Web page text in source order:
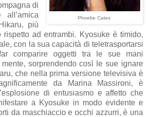
Phoebe Cates
di
più
ad entrambi. Kyosuke è timido,
con la sua capacità di teletrasportarsi
comparire oggetti tra le sue mani
sorprendendo così le sue ignare
che nella prima versione televisiva è
da Marina Massironi, è
di entusiasmo e affetto che
a Kyosuke in modo evidente e
da maschiaccio e occhi azzurri, è una